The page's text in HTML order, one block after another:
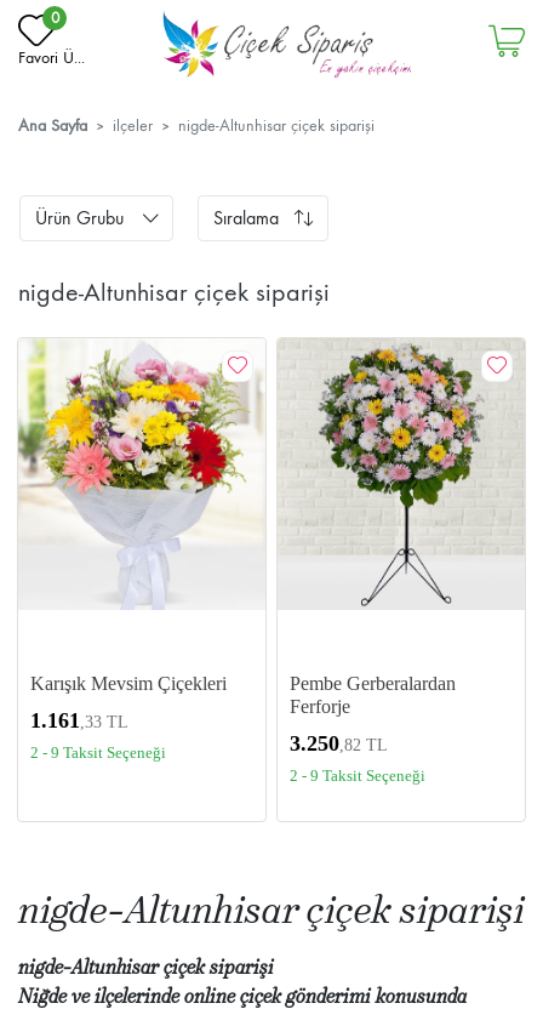
0
Favori Ü...
Ana Sayfa ilçeler nigde-Altunhisar çiçek siparişi
Ürün Grubu Sıralama
nigde-Altunhisar çiçek siparişi
Karışık Mevsim Çiçekleri
1.161 ,33 TL
2 - 9 Taksit Seçeneği
Pembe Gerberalardan
Ferforje
3.250 ,82 TL
2 - 9 Taksit Seçeneği
nigde-Altunhisar çiçek siparişi
nigde-Altunhisar çiçek siparişi
Niğde ve ilçelerinde online çiçek gönderimi konusunda